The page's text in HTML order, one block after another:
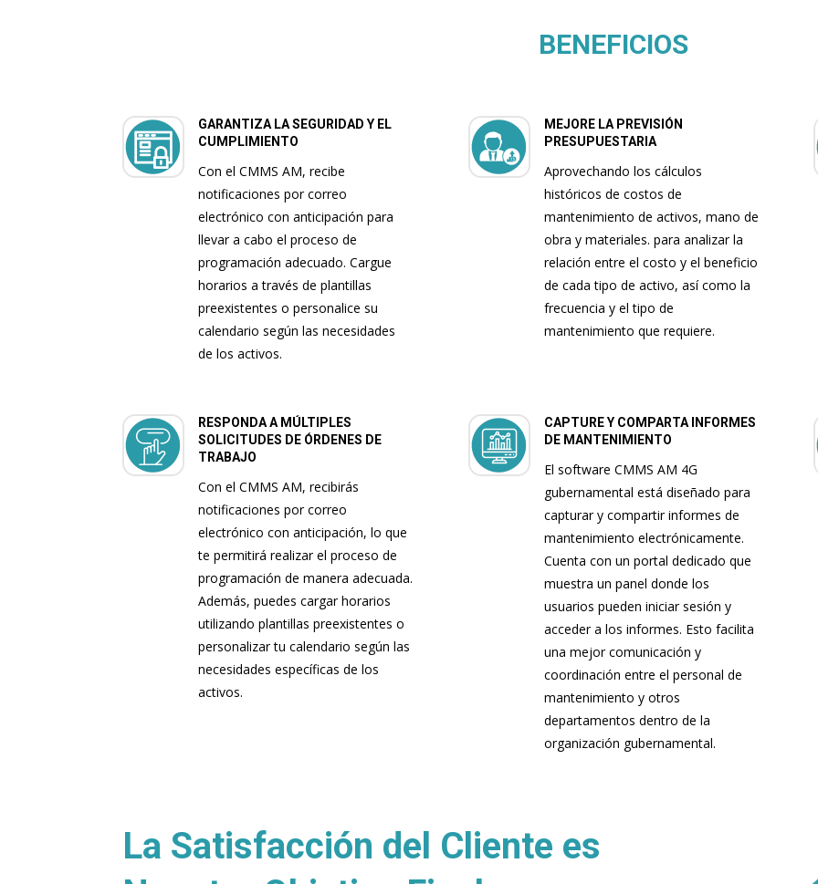
BENEFICIOS
GARANTIZA LA SEGURIDAD Y EL
CUMPLIMIENTO
Con el CMMS AM, recibe
notificaciones por correo
electrónico con anticipación para
llevar a cabo el proceso de
programación adecuado. Cargue
horarios a través de plantillas
preexistentes o personalice su
calendario según las necesidades
de los activos.
MEJORE LA PREVISIÓN
PRESUPUESTARIA
Aprovechando los cálculos
históricos de costos de
mantenimiento de activos, mano de
obra y materiales. para analizar la
relación entre el costo y el beneficio
de cada tipo de activo, así como la
frecuencia y el tipo de
mantenimiento que requiere.
RESPONDA A MÚLTIPLES
SOLICITUDES DE ÓRDENES DE
TRABAJO
Con el CMMS AM, recibirás
notificaciones por correo
electrónico con anticipación, lo que
te permitirá realizar el proceso de
programación de manera adecuada.
Además, puedes cargar horarios
utilizando plantillas preexistentes o
personalizar tu calendario según las
necesidades específicas de los
activos.
CAPTURE Y COMPARTA INFORMES
DE MANTENIMIENTO
El software CMMS AM 4G
gubernamental está diseñado para
capturar y compartir informes de
mantenimiento electrónicamente.
Cuenta con un portal dedicado que
muestra un panel donde los
usuarios pueden iniciar sesión y
acceder a los informes. Esto facilita
una mejor comunicación y
coordinación entre el personal de
mantenimiento y otros
departamentos dentro de la
organización gubernamental.
La Satisfacción del Cliente es